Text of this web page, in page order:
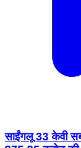
साईंगलू 33 केवी